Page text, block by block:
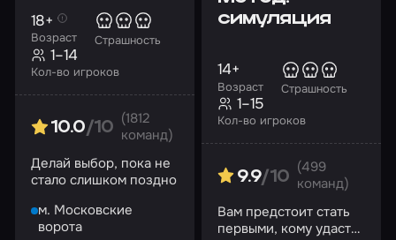
Возраст
18+
Страшность
Кол-во игроков
1–14
10.0/10
(1812
команд)
Делай выбор, пока не
стало слишком поздно
м. Московские
ворота
симуляция
Возраст
14+
Страшность
Кол-во игроков
1–15
9.9/10
(499
команд)
Вам предстоит стать
первыми, кому удастся